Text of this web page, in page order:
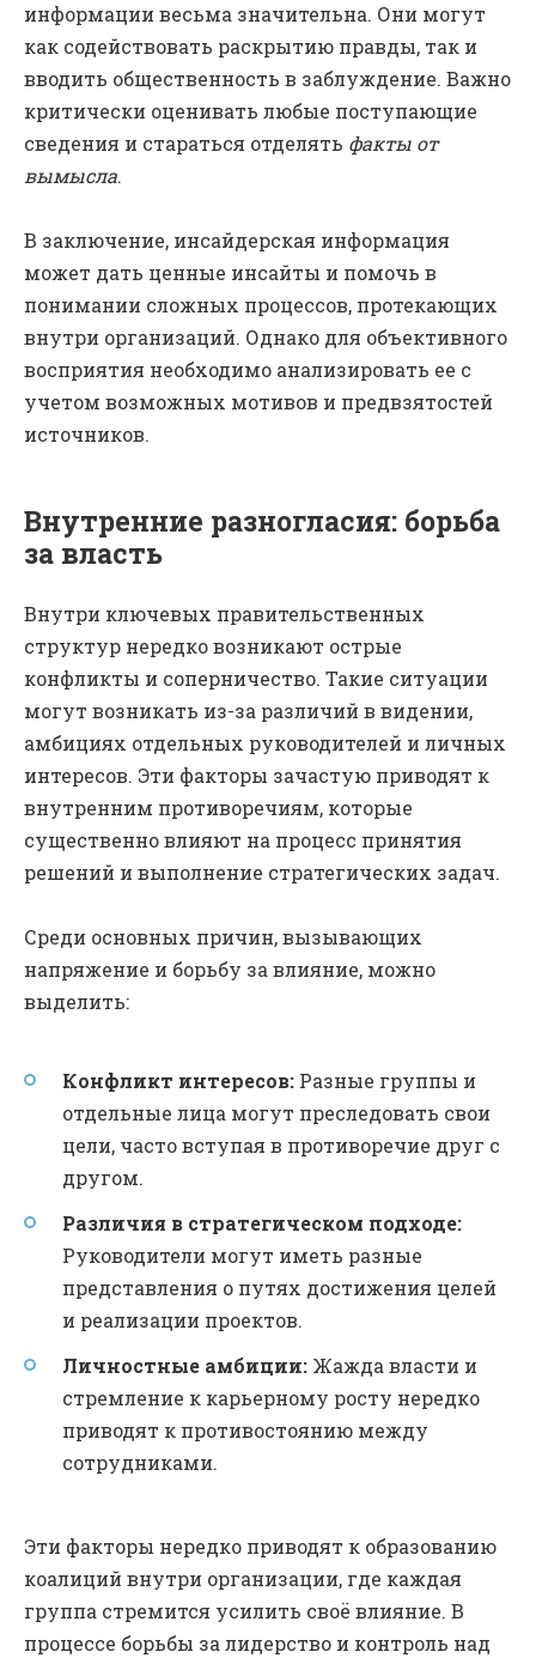
информации весьма значительна. Они могут
как содействовать раскрытию правды, так и
вводить общественность в заблуждение. Важно
критически оценивать любые поступающие
сведения и стараться отделять факты от
вымысла.
В заключение, инсайдерская информация
может дать ценные инсайты и помочь в
понимании сложных процессов, протекающих
внутри организаций. Однако для объективного
восприятия необходимо анализировать ее с
учетом возможных мотивов и предвзятостей
источников.
Внутренние разногласия: борьба
за власть
Внутри ключевых правительственных
структур нередко возникают острые
конфликты и соперничество. Такие ситуации
могут возникать из-за различий в видении,
амбициях отдельных руководителей и личных
интересов. Эти факторы зачастую приводят к
внутренним противоречиям, которые
существенно влияют на процесс принятия
решений и выполнение стратегических задач.
Среди основных причин, вызывающих
напряжение и борьбу за влияние, можно
выделить:
Конфликт интересов: Разные группы и
отдельные лица могут преследовать свои
цели, часто вступая в противоречие друг с
другом.
Различия в стратегическом подходе:
Руководители могут иметь разные
представления о путях достижения целей
и реализации проектов.
Личностные амбиции: Жажда власти и
стремление к карьерному росту нередко
приводят к противостоянию между
сотрудниками.
Эти факторы нередко приводят к образованию
коалиций внутри организации, где каждая
группа стремится усилить своё влияние. В
процессе борьбы за лидерство и контроль над